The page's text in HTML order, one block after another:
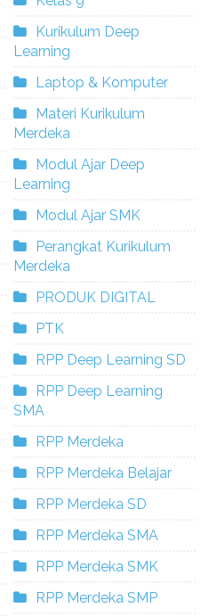
Kurikulum Deep
Learning
Laptop & Komputer
Materi Kurikulum
Merdeka
Modul Ajar Deep
Learning
Modul Ajar SMK
Perangkat Kurikulum
Merdeka
PRODUK DIGITAL
PTK
RPP Deep Learning SD
RPP Deep Learning
SMA
RPP Merdeka
RPP Merdeka Belajar
RPP Merdeka SD
RPP Merdeka SMA
RPP Merdeka SMK
RPP Merdeka SMP